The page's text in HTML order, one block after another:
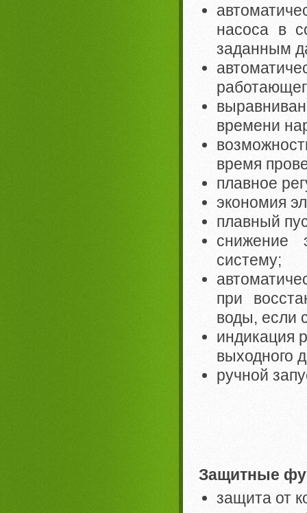
насоса в
заданным
времени
время
плавное
экономия
плавный
снижение
систему;
при
воды, если
индикация
выходного
ручной
Защитные
защита от